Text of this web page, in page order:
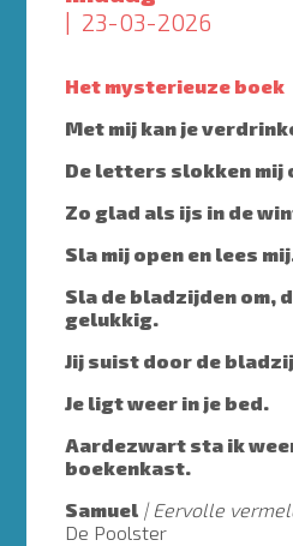
23-03-2026
Het mysterieuze boek
Met mij kan je
De letters slokken mij
Zo glad als ijs in de
Sla mij open en lees
Sla de bladzijden om,
gelukkig.
Jij suist door de
Je ligt weer in je bed.
Aardezwart sta ik
boekenkast.
Samuel
Eervolle
De Poolster